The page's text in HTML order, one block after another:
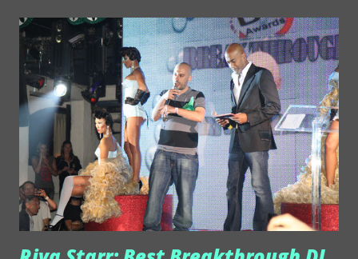
radio 105 verrà ampliata la sezione in da klubb con una
scheda di presentazione di ogni locale che ospiterà il
party. In da klubb avrà parallelamente un fratello gemello
sul web , infatti 105 house la web radio dance amplierà gli
spazi on air replicandoli sul web.